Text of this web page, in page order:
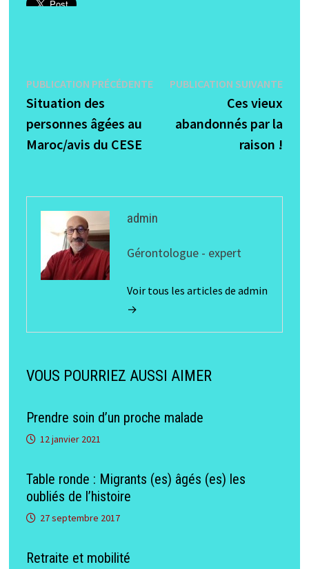
Navigation
de
l’article
PUBLICATION PRÉCÉDENTEPublication
Situation des
personnes âgées au
Maroc/avis du CESE
PUBLICATION SUIVANTE
Ces vieux
abandonnés par la
raison !
admin
Gérontologue - expert
Voir tous les articles de admin
→
VOUS POURRIEZ AUSSI AIMER
Prendre soin d’un proche malade
12 janvier 2021
Table ronde : Migrants (es) âgés (es) les
oubliés de l’histoire
27 septembre 2017
Retraite et mobilité